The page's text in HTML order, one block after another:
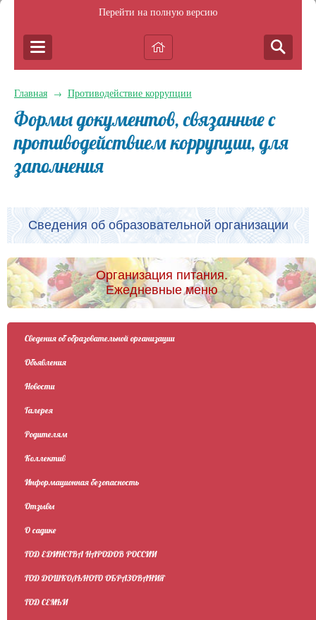
Перейти на полную версию
Главная → Противодействие коррупции
Формы документов, связанные с
противодействием коррупции, для
заполнения
Сведения об образовательной организации
Организация питания.
Ежедневные меню
Сведения об образовательной организации
Объявления
Новости
Галерея
Родителям
Коллектив
Информационная безопасность
Отзывы
О садике
ГОД ЕДИНСТВА НАРОДОВ РОССИИ
ГОД ДОШКОЛЬНОГО ОБРАЗОВАНИЯ
ГОД СЕМЬИ